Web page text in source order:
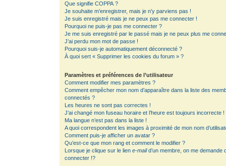
Que signifie COPPA ?
Je souhaite m’enregistrer, mais je n’y parviens pas !
Je suis enregistré mais je ne peux pas me connecter !
Pourquoi ne puis-je pas me connecter ?
Je me suis enregistré par le passé mais je ne peux plus me
J’ai perdu mon mot de passe !
Pourquoi suis-je automatiquement déconnecté ?
À quoi sert « Supprimer les cookies du forum » ?
Paramètres et préférences de l’utilisateur
Comment modifier mes paramètres ?
Comment empêcher mon nom d’apparaître dans la liste des
connectés ?
Les heures ne sont pas correctes !
J’ai changé mon fuseau horaire et l’heure est toujours incorrecte !
Ma langue n’est pas dans la liste !
A quoi correspondent les images à proximité de mon nom
Comment puis-je afficher un avatar ?
Qu’est-ce que mon rang et comment le modifier ?
Lorsque je clique sur le lien e-maild’un membre, on me demande
connecter !?